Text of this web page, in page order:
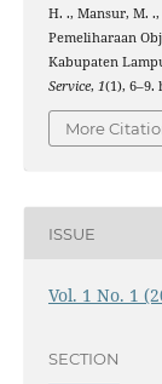
H. ., Mansur, M.
Pemeliharaan
Kabupaten
Service, 1(1), 6–9.
More
ISSUE
Vol. 1 No. 1
SECTION